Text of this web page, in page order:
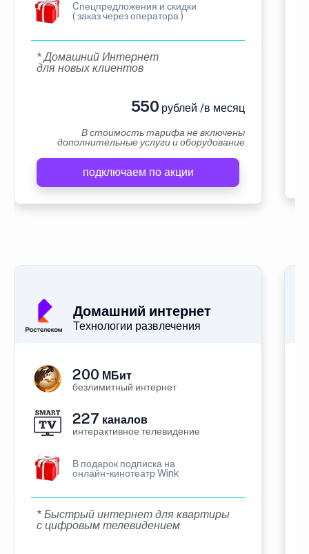
Cпецпредложения и скидки
( заказ через оператора )
* Домашний Интернет
для новых клиентов
550 рублей /в месяц
В стоимость тарифа не включены
дополнительные услуги и оборудование
подключаем по акции
Домашний интернет
Технологии развлечения
200 МБит
безлимитный интернет
227 каналов
интерактивное телевидение
В подарок подписка на
онлайн-кинотеатр Wink
* Быстрый интернет для квартиры
с цифровым телевидением